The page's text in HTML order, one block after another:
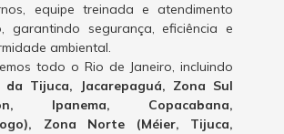
equipe treinada e atendimento
garantindo segurança, eficiência e
ambiental.
todo o Rio de Janeiro, incluindo
da Tijuca, Jacarepaguá, Zona Sul
Ipanema, Copacabana,
Zona Norte (Méier, Tijuca,